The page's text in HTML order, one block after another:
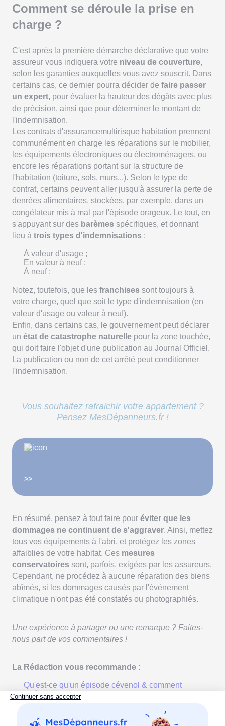
Comment se déroule la prise en
charge ?
C'est après la première démarche déclarative que votre
assureur vous indiquera votre niveau de couverture,
selon les garanties auxquelles vous avez souscrit. Dans
certains cas, ce dernier pourra décider de faire passer
un expert, pour évaluer la hauteur des dégâts avec plus
de précision, ainsi que pour déterminer le montant de
l'indemnisation.
Les contrats d'assurancemultirisque habitation prennent
communément en charge les réparations sur le mobilier,
les équipements électroniques ou électroménagers, ou
encore les réparations portant sur la structure de
l'habitation (toiture, sols, murs...). Selon le type de
contrat, certains peuvent aller jusqu'à assurer la perte de
denrées alimentaires, stockées, par exemple, dans un
congélateur mis à mal par l'épisode orageux. Le tout, en
s'appuyant sur des barèmes spécifiques, et donnant
lieu à trois types d'indemnisations :
À valeur d'usage ;
En valeur à neuf ;
À neuf ;
Notez, toutefois, que les franchises sont toujours à
votre charge, quel que soit le type d'indemnisation (en
valeur d'usage ou valeur à neuf).
Enfin, dans certains cas, le gouvernement peut déclarer
un état de catastrophe naturelle pour la zone touchée,
qui doit faire l'objet d'une publication au Journal Officiel.
La publication ou non de cet arrêté peut conditionner
l'indemnisation.
Vous souhaitez rafraichir votre appartement ?
Pensez MesDépanneurs.fr !
>>
En résumé, pensez à tout faire pour éviter que les
dommages ne continuent de s'aggraver. Ainsi, mettez
tous vos équipements à l'abri, et protégez les zones
affaiblies de votre habitat. Ces mesures
conservatoires sont, parfois, exigées par les assureurs.
Cependant, ne procédez à aucune réparation des biens
abîmés, si les dommages causés par l'événement
climatique n'ont pas été constatés ou photographiés.
Une expérience à partager ou une remarque ? Faites-
nous part de vos commentaires !
La Rédaction vous recommande :
Qu'est-ce qu'un épisode cévenol & comment
protéger sa maison ?
Orage : comment protéger sa maison de la foudre ?
6 conseils pour protéger vos appareils électriques de
la foudre